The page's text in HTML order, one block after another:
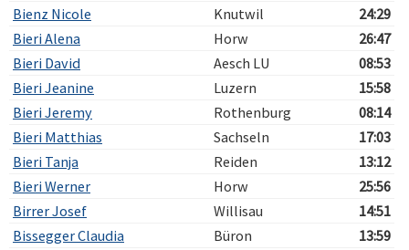
Bienz Nicole
Knutwil
24:29
Bieri Alena
Horw
26:47
Bieri David
Aesch LU
08:53
Bieri Jeanine
Luzern
15:58
Bieri Jeremy
Rothenburg
08:14
Bieri Matthias
Sachseln
17:03
Bieri Tanja
Reiden
13:12
Bieri Werner
Horw
25:56
Birrer Josef
Willisau
14:51
Bissegger Claudia
Büron
13:59